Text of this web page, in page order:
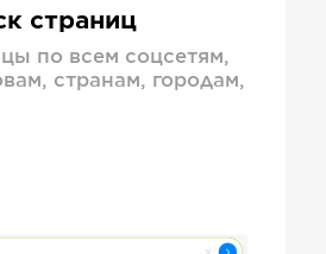
страниц
по всем соцсетям,
странам, городам,